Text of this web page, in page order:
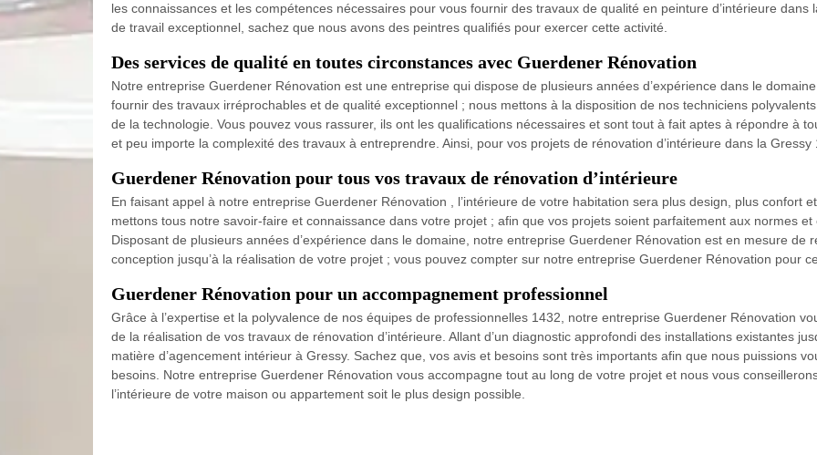
les connaissances et les compétences nécessaires pour vous fournir des travaux de qualité en peinture d’intérieure
de travail exceptionnel, sachez que nous avons des peintres qualifiés pour exercer cette activité.
Des services de qualité en toutes circonstances avec Guerdener Rénovation
Notre entreprise Guerdener Rénovation est une entreprise qui dispose de plusieurs années d’expérience dans le
fournir des travaux irréprochables et de qualité exceptionnel ; nous mettons à la disposition de nos techniciens
de la technologie. Vous pouvez vous rassurer, ils ont les qualifications nécessaires et sont tout à fait aptes à répondre à
et peu importe la complexité des travaux à entreprendre. Ainsi, pour vos projets de rénovation d’intérieure dans la
Guerdener Rénovation pour tous vos travaux de rénovation d’intérieure
En faisant appel à notre entreprise Guerdener Rénovation , l’intérieure de votre habitation sera plus design, plus confort
mettons tous notre savoir-faire et connaissance dans votre projet ; afin que vos projets soient parfaitement aux normes
Disposant de plusieurs années d’expérience dans le domaine, notre entreprise Guerdener Rénovation est en mesure de
conception jusqu’à la réalisation de votre projet ; vous pouvez compter sur notre entreprise Guerdener Rénovation pour
Guerdener Rénovation pour un accompagnement professionnel
Grâce à l’expertise et la polyvalence de nos équipes de professionnelles 1432, notre entreprise Guerdener Rénovation
de la réalisation de vos travaux de rénovation d’intérieure. Allant d’un diagnostic approfondi des installations existantes
matière d’agencement intérieur à Gressy. Sachez que, vos avis et besoins sont très importants afin que nous puissions
besoins. Notre entreprise Guerdener Rénovation vous accompagne tout au long de votre projet et nous vous
l’intérieure de votre maison ou appartement soit le plus design possible.